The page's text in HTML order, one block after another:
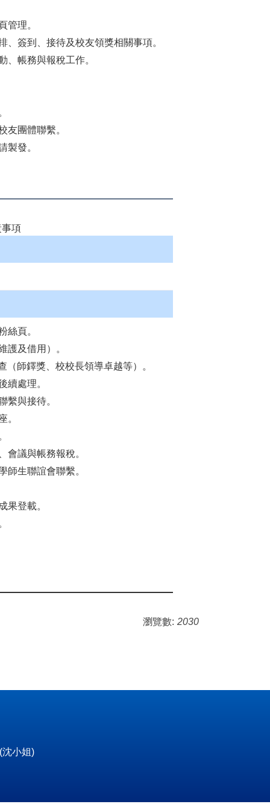
管理。
、簽到、接待及校友領獎相關事項。
、帳務與報稅工作。
友團體聯繫。
製發。
項
絲頁。
護及借用）。
師鐸獎、校校長領導卓越等）。
續處理。
繫與接待。
。
會議與帳務報稅。
師生聯誼會聯繫。
果登載。
瀏覽數: 2030
沈小姐)